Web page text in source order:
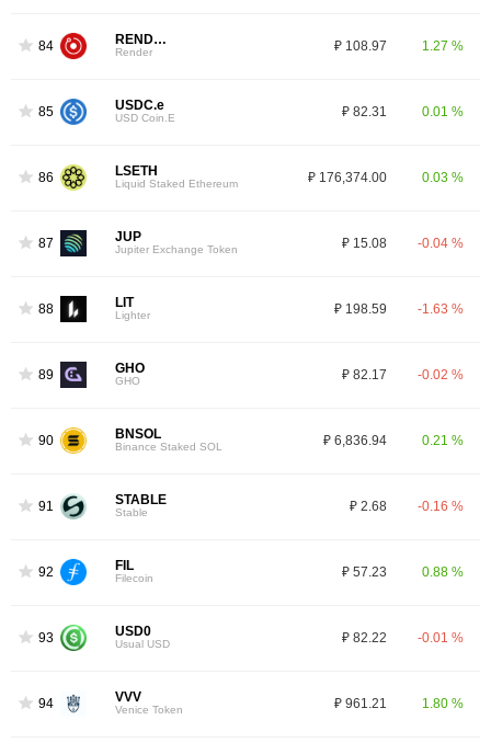
84 RENDER
Render ₽ 108.97 1.27 %
85 USDC.e
USD Coin.E ₽ 82.31 0.01 %
86 LSETH
Liquid Staked Ethereum ₽ 176,374.00 0.03 %
87 JUP
Jupiter Exchange Token ₽ 15.08 -0.04 %
88 LIT
Lighter ₽ 198.59 -1.63 %
89 GHO
GHO ₽ 82.17 -0.02 %
90 BNSOL
Binance Staked SOL ₽ 6,836.94 0.21 %
91 STABLE
Stable ₽ 2.68 -0.16 %
92 FIL
Filecoin ₽ 57.23 0.88 %
93 USD0
Usual USD ₽ 82.22 -0.01 %
94 VVV
Venice Token ₽ 961.21 1.80 %